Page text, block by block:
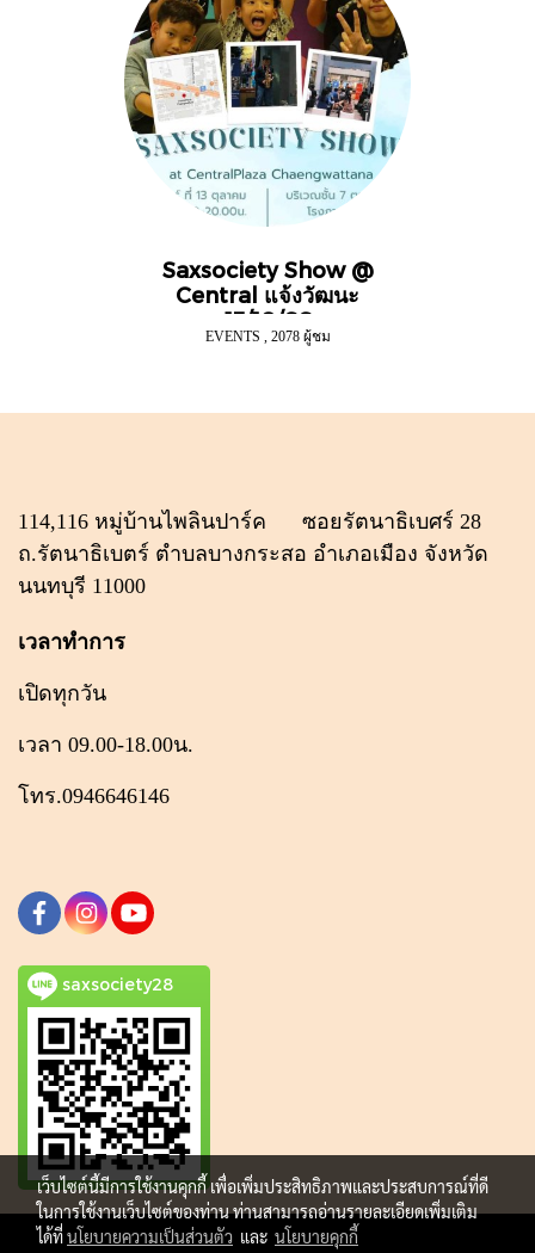
Saxsociety Show @
Central แจ้งวัฒนะ
13/10/66
EVENTS , 2078 ผู้ชม
114,116 หมู่บ้านไพลินปาร์ค ซอยรัตนาธิเบศร์ 28
ถ.รัตนาธิเบตร์ ตำบลบางกระสอ อำเภอเมือง จังหวัด
นนทบุรี 11000
เวลาทำการ
เปิดทุกวัน
เวลา 09.00-18.00น.
โทร.0946646146
saxsociety28
Copy right by makewebeasy.com
เว็บไซต์นี้มีการใช้งานคุกกี้ เพื่อเพิ่มประสิทธิภาพและประสบการณ์ที่ดี
ในการใช้งานเว็บไซต์ของท่าน ท่านสามารถอ่านรายละเอียดเพิ่มเติม
ได้ที่นโยบายความเป็นส่วนตัว และ นโยบายคุกกี้